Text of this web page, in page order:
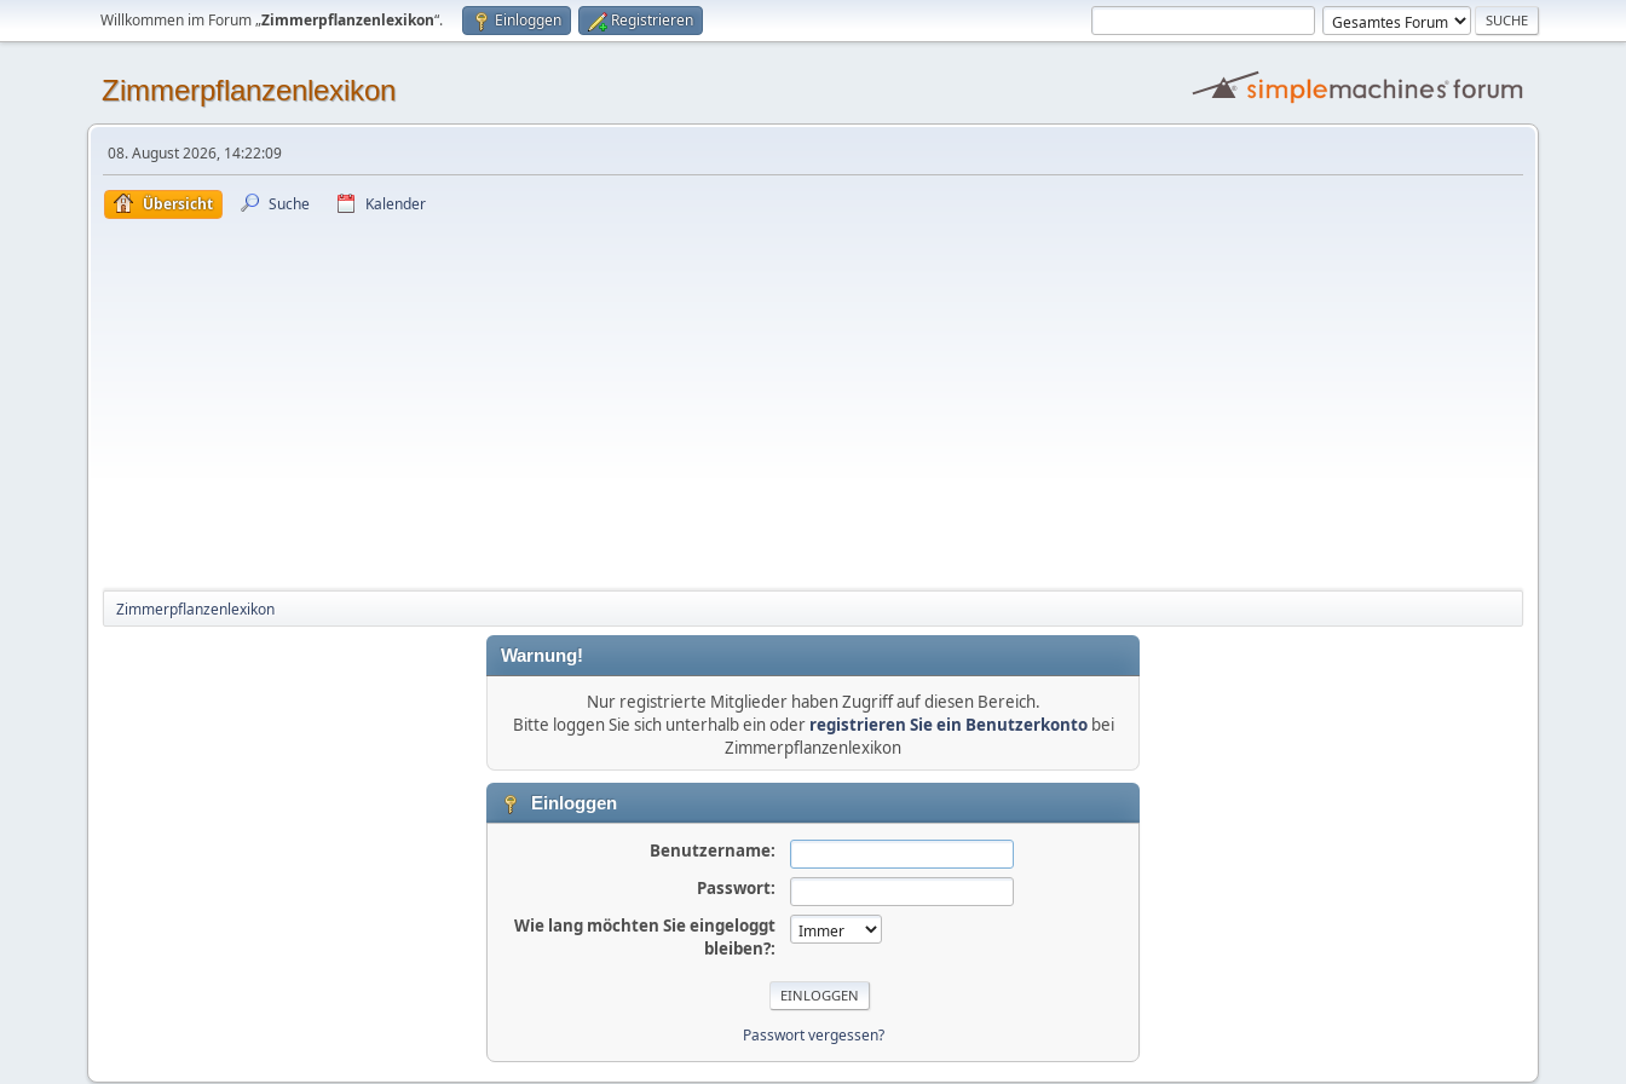
Willkommen im Forum „Zimmerpflanzenlexikon“. Einloggen Registrieren
Zimmerpflanzenlexikon
08. August 2026, 14:22:09
Übersicht Suche Kalender
Zimmerpflanzenlexikon
Warnung!
Nur registrierte Mitglieder haben Zugriff auf diesen Bereich.
Bitte loggen Sie sich unterhalb ein oder registrieren Sie ein Benutzerkontobei
Zimmerpflanzenlexikon
Einloggen
Benutzername:
Passwort:
Wie lang möchten Sie eingeloggt
bleiben?:
Passwort vergessen?